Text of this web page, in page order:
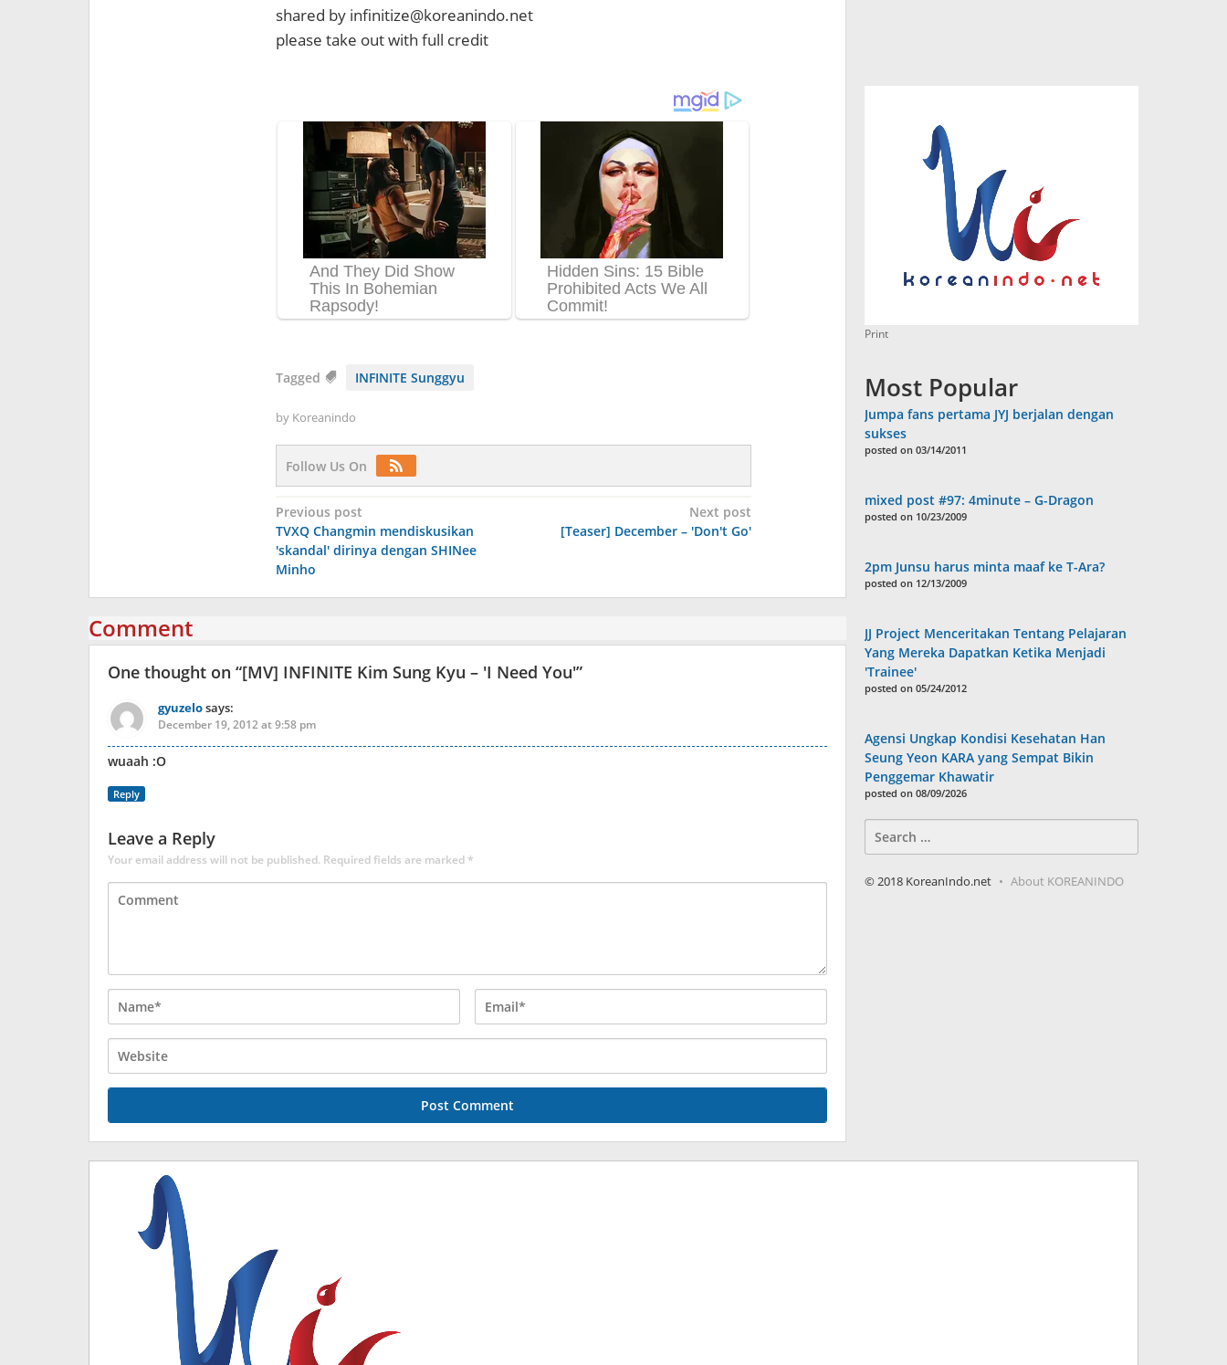
shared by infinitize@koreanindo.net
please take out with full credit
Tagged INFINITE Sunggyu
by Koreanindo
Follow Us On
Post
navigation
Previous post
TVXQ Changmin mendiskusikan
'skandal' dirinya dengan SHINee
Minho
Next post
[Teaser] December – 'Don't Go'
Comment
One thought on “[MV] INFINITE Kim Sung Kyu – 'I Need You'”
gyuzelosays:
December 19, 2012 at 9:58 pm
wuaah :O
Reply
Leave a Reply
Your email address will not be published. Required fields are marked*
Print
Most Popular
Jumpa fans pertama JYJ berjalan dengan
sukses
posted on 03/14/2011
mixed post #97: 4minute – G-Dragon
posted on 10/23/2009
2pm Junsu harus minta maaf ke T-Ara?
posted on 12/13/2009
JJ Project Menceritakan Tentang Pelajaran
Yang Mereka Dapatkan Ketika Menjadi
'Trainee'
posted on 05/24/2012
Agensi Ungkap Kondisi Kesehatan Han
Seung Yeon KARA yang Sempat Bikin
Penggemar Khawatir
posted on 08/09/2026
for:
© 2018 KoreanIndo.net About KOREANINDO